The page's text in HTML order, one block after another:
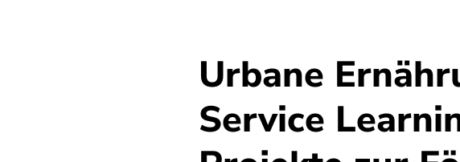
Urbane
Service